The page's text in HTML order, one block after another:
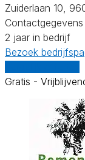
Zuiderlaan 10,
Contactgegevens
2 jaar in bedrijf
Bezoek
Gratis -